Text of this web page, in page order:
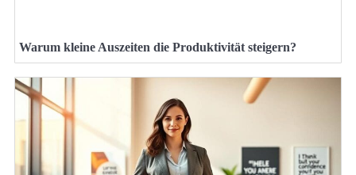
Warum kleine Auszeiten die Produktivität steigern?